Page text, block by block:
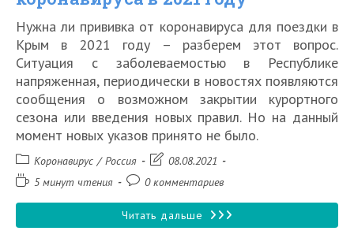
году
от
Роспотребнадзора
Нужна ли прививка от коронавируса для поездки в
Крым в 2021 году – разберем этот вопрос.
Ситуация с заболеваемостью в Республике
напряженная, периодически в новостях появляются
сообщения о возможном закрытии курортного
сезона или введения новых правил. Но на данный
момент новых указов принято не было.
Рубрика
записи:
Коронавирус / Россия
Запись
изменена:
08.08.2021
Время5 минут чтения
Комментарии
записи:
0 комментариев
Читать дальше Пустят